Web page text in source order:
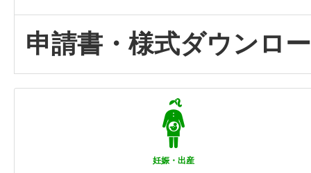
申請書・様式ダウンロ
妊娠・出産